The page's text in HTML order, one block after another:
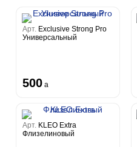
Арт. Exclusive Strong Pro
Универсальный
500 a
Арт. KLEO Extra
Флизелиновый